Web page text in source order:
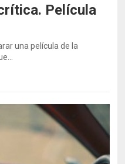
Película
una película de la